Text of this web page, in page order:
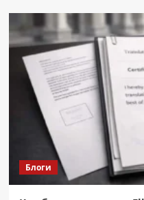
Блоги